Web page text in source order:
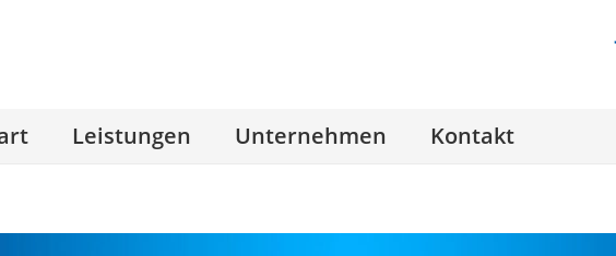
Leistungen Unternehmen Kontakt